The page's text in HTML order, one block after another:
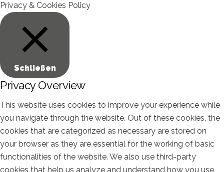
Privacy & Cookies Policy
Schließen
Privacy Overview
This website uses cookies to improve your experience while
you navigate through the website. Out of these cookies, the
cookies that are categorized as necessary are stored on
your browser as they are essential for the working of basic
functionalities of the website. We also use third-party
cookies that help us analyze and understand how you use